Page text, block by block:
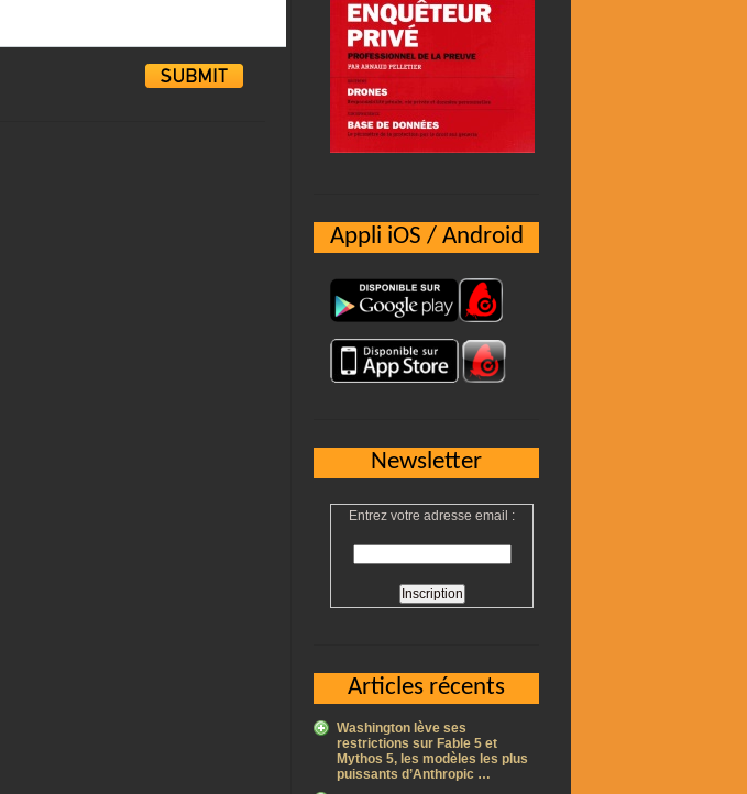
Appli iOS / Android
Newsletter
Entrez votre adresse email :
Articles récents
Washington lève ses
restrictions sur Fable 5 et
Mythos 5, les modèles les plus
puissants d’Anthropic …